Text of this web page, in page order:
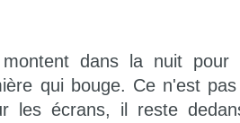
dans la nuit pour
qui bouge. Ce n'est
les écrans, il reste